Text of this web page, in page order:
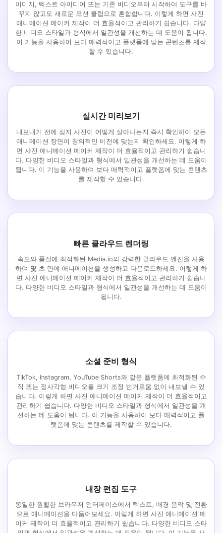
이미지, 텍스트 아이디어 또는 기존 비디오부터 시작하여 도구를 바
꾸지 않고도 새로운 모션 클립으로 혼합합니다. 이렇게 하면 사진
애니메이션 메이커 제작이 더 효율적이고 관리하기 쉽습니다. 다양
한 비디오 스타일과 형식에서 일관성을 개선하는 데 도움이 됩니다.
이 기능을 사용하여 보다 매력적이고 플랫폼에 맞는 콘텐츠를 제작
할 수 있습니다.
실시간 미리보기
내보내기 전에 정지 사진이 어떻게 살아나는지 즉시 확인하여 모든
애니메이션 장면이 창의적인 비전에 맞는지 확인하세요. 이렇게 하
면 사진 애니메이션 메이커 제작이 더 효율적이고 관리하기 쉽습니
다. 다양한 비디오 스타일과 형식에서 일관성을 개선하는 데 도움이
됩니다. 이 기능을 사용하여 보다 매력적이고 플랫폼에 맞는 콘텐츠
를 제작할 수 있습니다.
빠른 클라우드 렌더링
속도와 품질에 최적화된 Media.io의 강력한 클라우드 엔진을 사용
하여 몇 초 만에 애니메이션을 생성하고 다운로드하세요. 이렇게 하
면 사진 애니메이션 메이커 제작이 더 효율적이고 관리하기 쉽습니
다. 다양한 비디오 스타일과 형식에서 일관성을 개선하는 데 도움이
됩니다.
소셜 준비 형식
TikTok, Instagram, YouTube Shorts와 같은 플랫폼에 최적화된 수
직 또는 정사각형 비디오를 크기 조정 번거로움 없이 내보낼 수 있
습니다. 이렇게 하면 사진 애니메이션 메이커 제작이 더 효율적이고
관리하기 쉽습니다. 다양한 비디오 스타일과 형식에서 일관성을 개
선하는 데 도움이 됩니다. 이 기능을 사용하여 보다 매력적이고 플
랫폼에 맞는 콘텐츠를 제작할 수 있습니다.
내장 편집 도구
동일한 원활한 브라우저 인터페이스에서 텍스트, 배경 음악 및 전환
으로 애니메이션을 다듬어보세요. 이렇게 하면 사진 애니메이션 메
이커 제작이 더 효율적이고 관리하기 쉽습니다. 다양한 비디오 스타